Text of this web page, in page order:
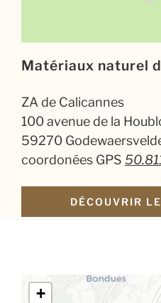
Matériaux naturel
ZA de Calicannes
100 avenue de la
59270
coordonées GPS
DÉCOUVRIR
+